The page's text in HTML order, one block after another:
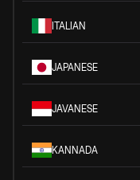
ITALIAN
JAPANESE
JAVANESE
KANNADA